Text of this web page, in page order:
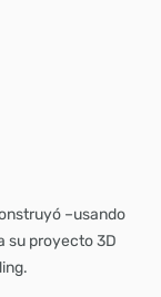
–usando
su proyecto 3D